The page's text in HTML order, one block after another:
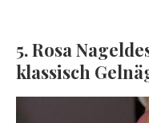
5. Rosa
klassisch